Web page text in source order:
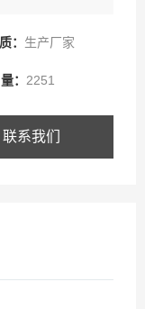
： 生产厂家
： 2251
联系我们